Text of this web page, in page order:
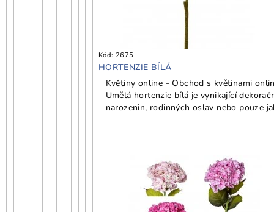
Kód: 2675
HORTENZIE BÍLÁ
Květiny online - Obchod s květinami
Umělá hortenzie bílá je vynikající
narozenin, rodinných oslav nebo pouze